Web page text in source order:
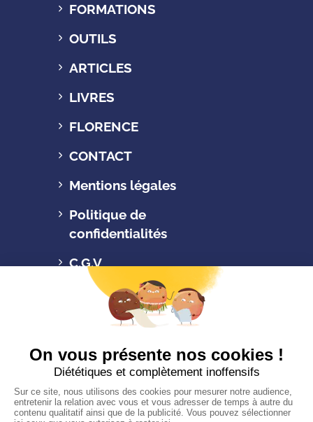
FORMATIONS
OUTILS
ARTICLES
LIVRES
FLORENCE
CONTACT
Mentions légales
Politique de
confidentialités
C.G.V
Suivez-nous
CONTACTEZ-NOUS